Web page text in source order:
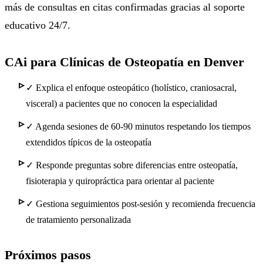
más de consultas en citas confirmadas gracias al soporte
educativo 24/7.
CAi para Clínicas de Osteopatía en Denver
✓ Explica el enfoque osteopático (holístico, craniosacral,
visceral) a pacientes que no conocen la especialidad
✓ Agenda sesiones de 60-90 minutos respetando los tiempos
extendidos típicos de la osteopatía
✓ Responde preguntas sobre diferencias entre osteopatía,
fisioterapia y quiropráctica para orientar al paciente
✓ Gestiona seguimientos post-sesión y recomienda frecuencia
de tratamiento personalizada
Próximos pasos